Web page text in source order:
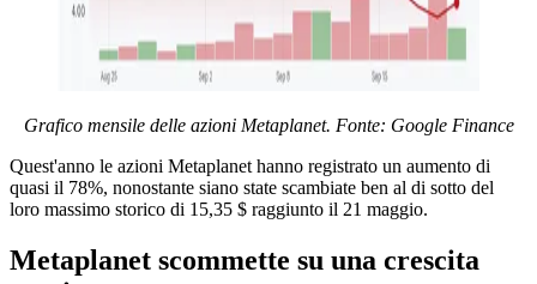
Grafico mensile delle azioni Metaplanet. Fonte: Google Finance
Quest'anno le azioni Metaplanet hanno registrato un aumento di
quasi il 78%, nonostante siano state scambiate ben al di sotto del
loro massimo storico di 15,35 $ raggiunto il 21 maggio.
Metaplanet scommette su una crescita